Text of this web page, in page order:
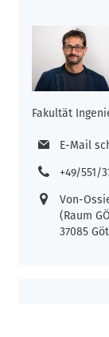
Fakultät
E-Mail
+49/551/
Von-
(Raum
37085